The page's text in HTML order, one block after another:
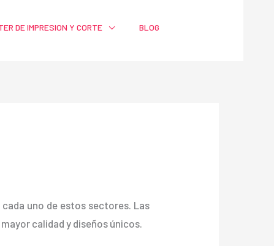
DE IMPRESION Y CORTE
BLOG
uno de estos sectores. Las
calidad y diseños únicos.